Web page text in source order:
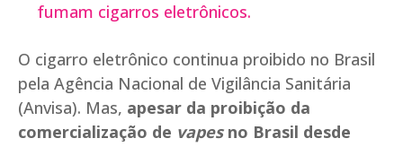
fumam cigarros eletrônicos.
O cigarro eletrônico continua proibido no Brasil
pela Agência Nacional de Vigilância Sanitária
(Anvisa). Mas, apesar da proibição da
comercialização de vapesno Brasil desde